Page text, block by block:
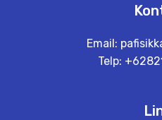
Email:
Telp: